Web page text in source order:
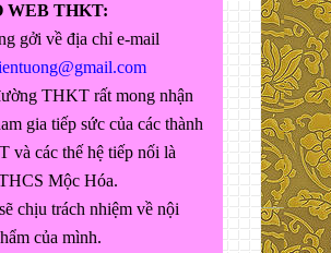
WEB THKT:
gởi về địa chỉ e-mail
THKT rất mong nhận
gia tiếp sức của các thành
và các thế hệ tiếp nối là
Mộc Hóa.
chịu trách nhiệm về nội
của mình.